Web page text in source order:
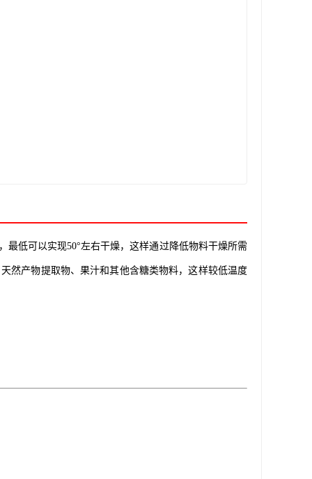
最低可以实现50°左右干燥，这样通过降低物料干燥所需
然产物提取物、果汁和其他含糖类物料，这样较低温度